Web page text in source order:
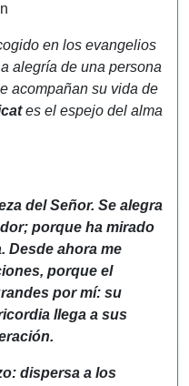
en los evangelios
alegría de una persona
acompañan su vida de
es el espejo del alma
del Señor. Se alegra
porque ha mirado
Desde ahora me
porque el
por mí: su
llega a sus
dispersa a los